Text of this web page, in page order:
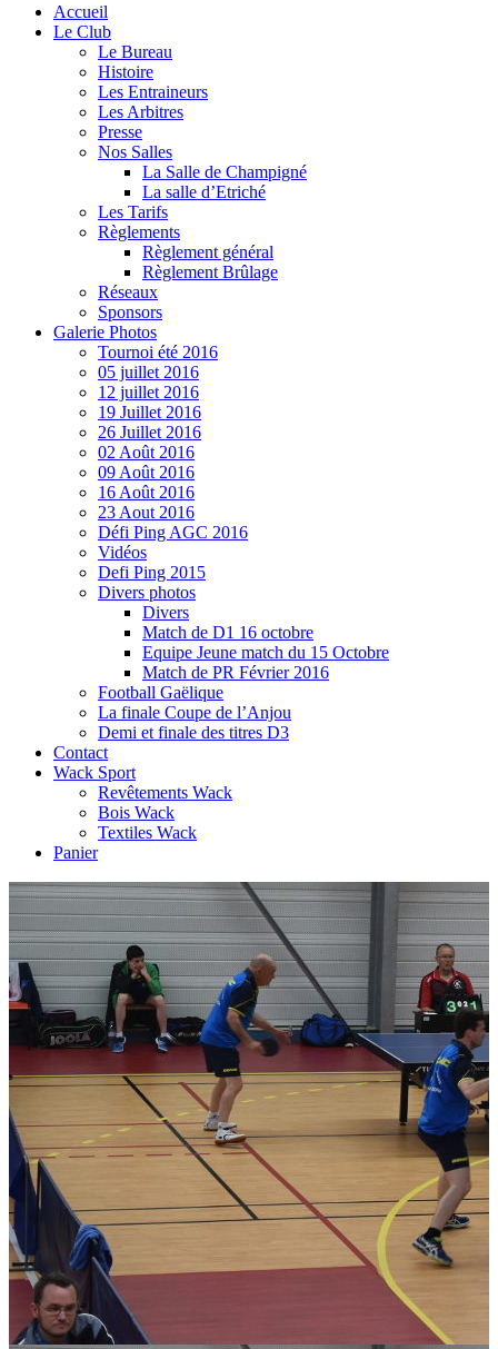
Accueil
Le Club
Le Bureau
Histoire
Les Entraineurs
Les Arbitres
Presse
Nos Salles
La Salle de Champigné
La salle d’Etriché
Les Tarifs
Règlements
Règlement général
Règlement Brûlage
Réseaux
Sponsors
Galerie Photos
Tournoi été 2016
05 juillet 2016
12 juillet 2016
19 Juillet 2016
26 Juillet 2016
02 Août 2016
09 Août 2016
16 Août 2016
23 Aout 2016
Défi Ping AGC 2016
Vidéos
Defi Ping 2015
Divers photos
Divers
Match de D1 16 octobre
Equipe Jeune match du 15 Octobre
Match de PR Février 2016
Football Gaëlique
La finale Coupe de l’Anjou
Demi et finale des titres D3
Contact
Wack Sport
Revêtements Wack
Bois Wack
Textiles Wack
Panier